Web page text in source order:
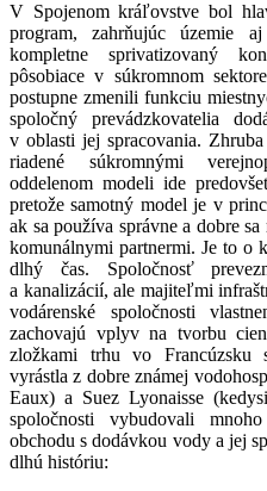
V Spojenom kráľovstve bol
program, zahrňujúc územie
kompletne sprivatizovaný
pôsobiace v súkromnom
postupne zmenili funkciu
spoločný prevádzkovatelia
v oblasti jej spracovania.
riadené súkromnými
oddelenom modeli ide
pretože samotný model je v
ak sa používa správne a dobre
komunálnymi partnermi. Je to o
dlhý čas. Spoločnosť
a kanalizácií, ale majiteľmi
vodárenské spoločnosti
zachovajú vplyv na tvorbu
zložkami trhu vo Francúzsku
vyrástla z dobre známej
Eaux) a Suez Lyonaisse
spoločnosti vybudovali
obchodu s dodávkou vody a jej
dlhú históriu: